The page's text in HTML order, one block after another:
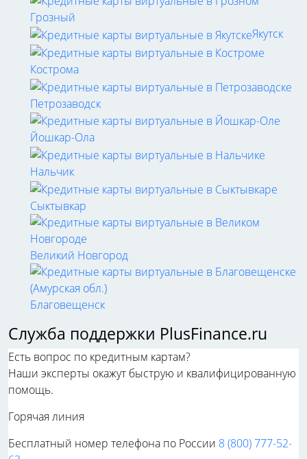
Грозный
Якутск
Кострома
Петрозаводск
Йошкар-Ола
Нальчик
Сыктывкар
Великий Новгород
Благовещенск
Служба поддержки PlusFinance.ru
Есть вопрос по кредитным картам?
Наши эксперты окажут быструю и квалифицированную
помощь.
Горячая линия
Бесплатный номер телефона по России 8 (800) 777-52-